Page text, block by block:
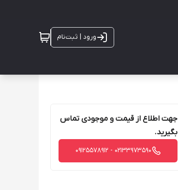
ورود | ثبت‌نام
جهت اطلاع از قیمت و موجودی تماس
بگیرید.
02133973590 - 09125578912